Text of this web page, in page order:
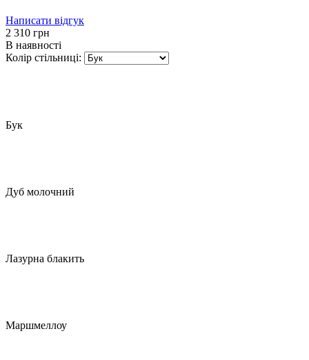
Написати відгук
‍2 310‍ грн
В наявності
Колір стільниці:
Бук
Дуб молочний
Лазурна блакить
Маршмеллоу